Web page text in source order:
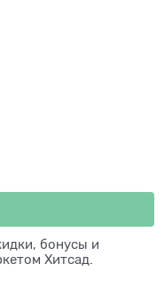
бонусы и
Хитсад.